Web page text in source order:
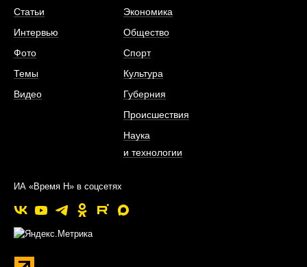
Статьи
Интервью
Фото
Темы
Видео
Экономика
Общество
Спорт
Культура
Губерния
Происшествия
Наука
и технологии
ИА «Время Н» в соцсетях